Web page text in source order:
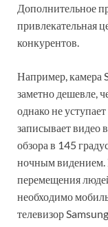
Дополнительное
привлекательная
конкурентов.
Например, камера
заметно дешевле,
однако не
записывает видео
обзора в 145
ночным видением.
перемещения
необходимо
телевизор